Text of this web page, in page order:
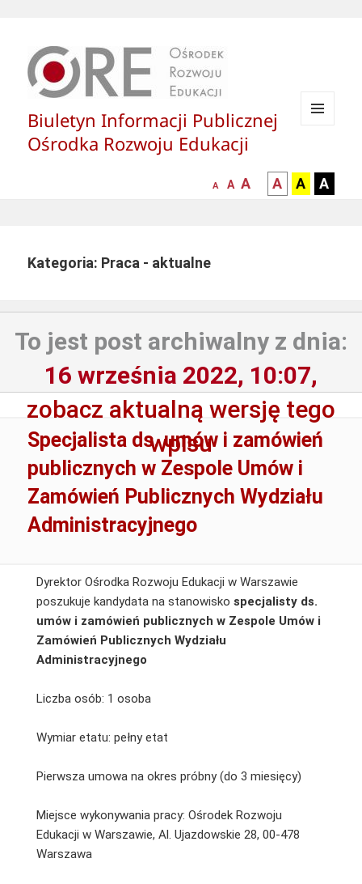
Biuletyn Informacji Publicznej
Ośrodka Rozwoju Edukacji
mniejsza
A
normalna
A
większa-
czcionka
A
kontrast
czarny
A
kontrast
czarny
A
żółty
A
Kategoria: Praca - aktualne
To jest post archiwalny z dnia:
16 września 2022, 10:07,
zobacz aktualną wersję tego
wpisu
Specjalista ds. umów i zamówień
publicznych w Zespole Umów i
Zamówień Publicznych Wydziału
Administracyjnego
Dyrektor Ośrodka Rozwoju Edukacji w Warszawie
poszukuje kandydata na stanowisko specjalisty ds.
umów i zamówień publicznych w Zespole Umów i
Zamówień Publicznych Wydziału
Administracyjnego
Liczba osób: 1 osoba
Wymiar etatu: pełny etat
Pierwsza umowa na okres próbny (do 3 miesięcy)
Miejsce wykonywania pracy: Ośrodek Rozwoju
Edukacji w Warszawie, Al. Ujazdowskie 28, 00-478
Warszawa